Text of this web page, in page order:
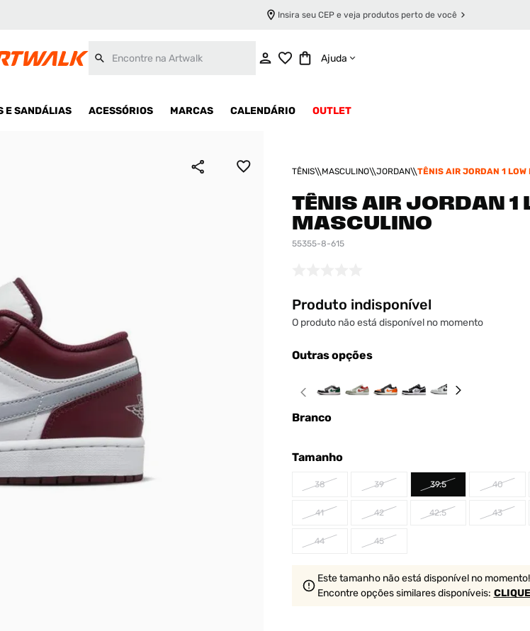
Insira seu CEP e veja produtos perto de você
Ajuda
E SANDÁLIAS ACESSÓRIOS MARCAS CALENDÁRIO OUTLET
TÊNIS MASCULINO JORDAN TÊNIS AIR JORDAN 1 LOW
TÊNIS AIR JORDAN 1
MASCULINO
55355-8-615
Produto indisponível
O produto não está disponível no momento
Outras opções
Branco
Tamanho
38 39 39.5 40
41 42 42.5 43
44 45
Este tamanho não está disponível no momento!
Encontre opções similaresdisponíveis: